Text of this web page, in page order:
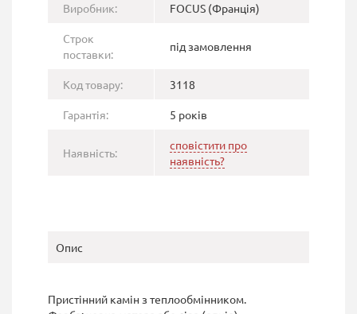
Виробник: FOCUS (Франція)
Строк
поставки:
під замовлення
Код товару: 3118
Гарантія: 5 років
Наявність:
сповістити про
наявність?
Опис
Пристінний камін з теплообмінником.